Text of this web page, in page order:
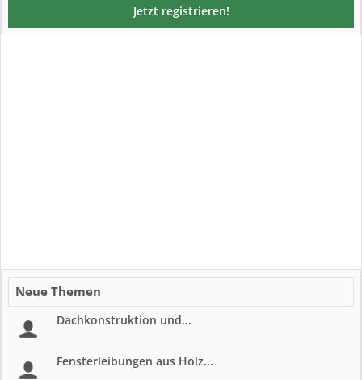
Jetzt registrieren!
Neue Themen
Dachkonstruktion und...
Fensterleibungen aus Holz...